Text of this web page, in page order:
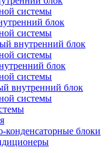
системы
блок
системы
внутренний блок
системы
блок
системы
внутренний блок
системы
конденсаторные блоки